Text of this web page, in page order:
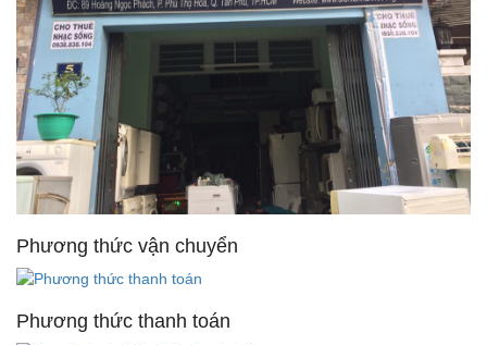
Phương thức vận chuyển
Phương thức thanh toán